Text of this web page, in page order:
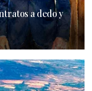
a dedo y